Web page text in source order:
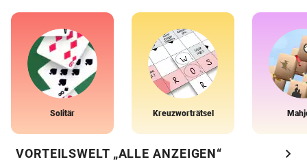
Solitär Kreuzworträtsel
VORTEILSWELT „ALLE ANZEIGEN“ chevron_right